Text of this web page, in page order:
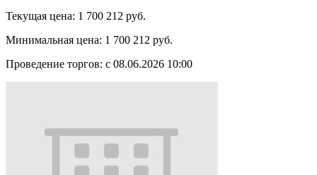
Текущая цена: 1 700 212 руб.
Минимальная цена: 1 700 212 руб.
Проведение торгов: с 08.06.2026 10:00